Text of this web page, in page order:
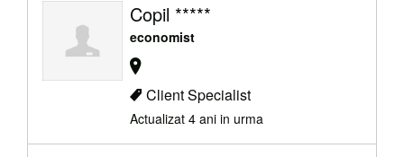
Copil *****
economist
Client Specialist
Actualizat 4 ani in urma